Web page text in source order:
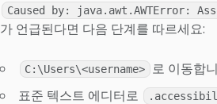
Caused by: java.awt.AWTError:
가 언급된다면 다음 단계를 따르세요:
C:\Users\<username>
로 이동합
표준 텍스트 에디터로